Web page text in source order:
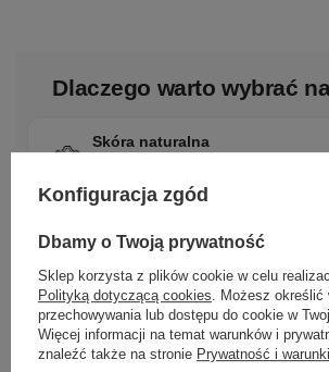
Dlaczego warto wybrać
Skóra naturalna
Polska marka
Tworzona z pasji do rzemieślniczej
Ponadczasowy design
Konfiguracja zgód
Dbamy o Twoją prywatność
Sklep korzysta z plików cookie w celu
Polityką dotyczącą cookies. Możesz określić
przechowywania lub dostępu do cookie w
Więcej informacji na temat warunków i
znaleźć także na stronie Prywatność i